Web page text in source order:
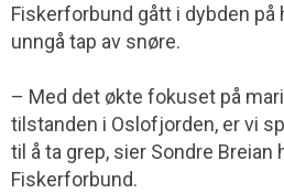
Fiskerforbund gått i dybden på
unngå tap av snøre.
– Med det økte fokuset på
tilstanden i Oslofjorden, er vi
til å ta grep, sier Sondre
Fiskerforbund.